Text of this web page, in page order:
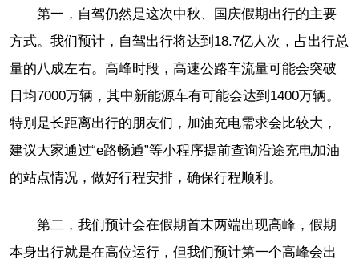
第一，自驾仍然是这次中秋、国庆假期出行的主要
方式。我们预计，自驾出行将达到18.7亿人次，占出行总
量的八成左右。高峰时段，高速公路车流量可能会突破
日均7000万辆，其中新能源车有可能会达到1400万辆。
特别是长距离出行的朋友们，加油充电需求会比较大，
建议大家通过“e路畅通”等小程序提前查询沿途充电加油
的站点情况，做好行程安排，确保行程顺利。
第二，我们预计会在假期首末两端出现高峰，假期
本身出行就是在高位运行，但我们预计第一个高峰会出